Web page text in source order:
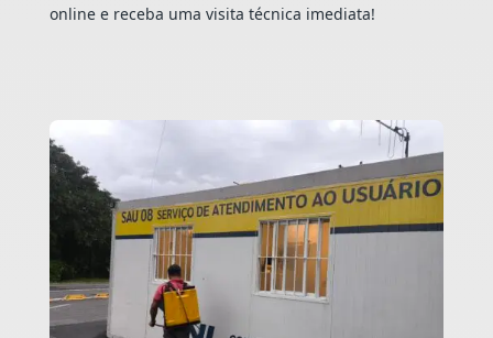
online e receba uma visita técnica imediata!